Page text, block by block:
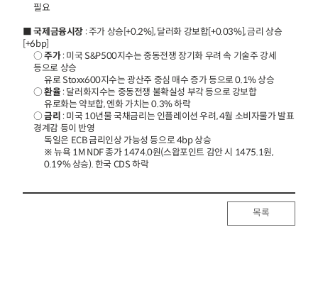
필요
■국제금융시장 : 주가 상승[+0.2%], 달러화 강보합[+0.03%], 금리 상승
[+6bp]
○주가: 미국 S&P500지수는 중동전쟁 장기화 우려 속 기술주 강세
등으로 상승
유로 Stoxx600지수는 광산주 중심 매수 증가 등으로 0.1% 상승
○환율: 달러화지수는 중동전쟁 불확실성 부각 등으로 강보합
유로화는 약보합, 엔화 가치는 0.3% 하락
○금리 : 미국 10년물 국채금리는 인플레이션 우려, 4월 소비자물가 발표
경계감 등이 반영
독일은 ECB 금리인상 가능성 등으로 4bp 상승
※ 뉴욕 1M NDF 종가 1474.0원(스왑포인트 감안 시 1475.1원,
0.19% 상승). 한국 CDS 하락
목록